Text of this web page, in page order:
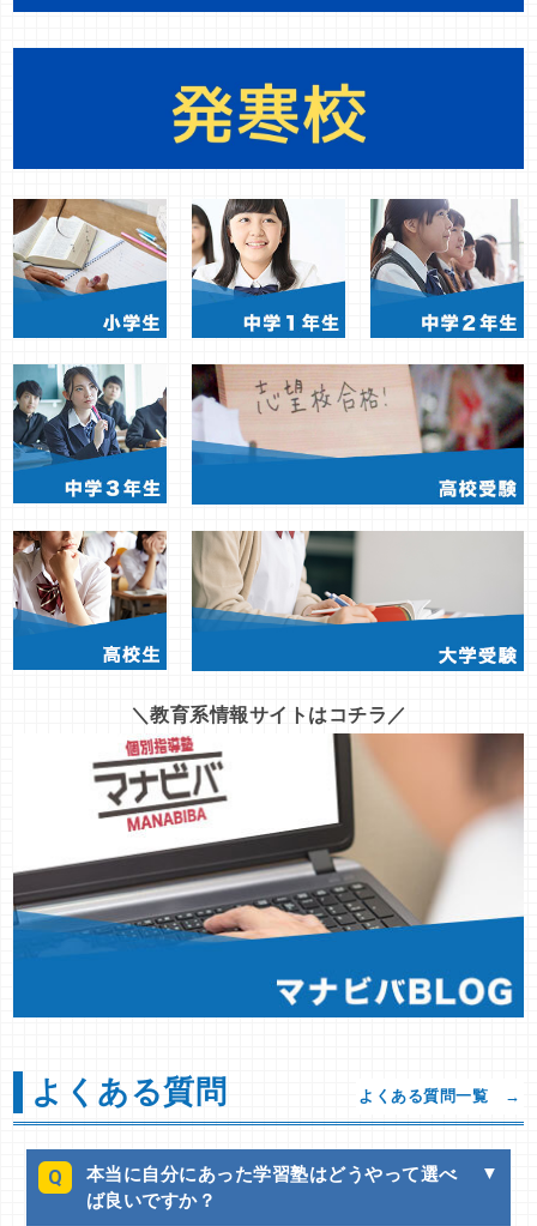
よくある質問 よくある質問一覧 →
Q
本当に自分にあった学習塾はどうやって選べ
ば良いですか？